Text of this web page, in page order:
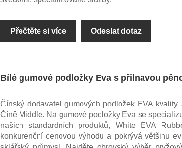
Přečtěte si více Odeslat dotaz
Bílé gumové podložky Eva s přilnavou
Čínský dodavatel gumových podložek EVA
Číně Middle. Na gumové podložky Eva se
našich standardních produktů, White EVA
konkurenční cenovou výhodu a pokrývá většinu